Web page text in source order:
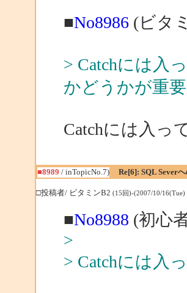
■No8986(ビタ
> Catchには入
かどうかが重要
Catchには入っ
■8989 / inTopicNo.7) Re[6]: SQL Sever
□投稿者/ ビタミンB2 (15回)-(2007/10/16(Tue)
■No8988 (初心
>
> Catchには入